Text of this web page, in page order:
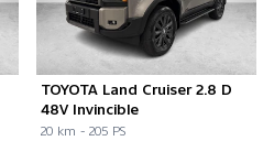
TOYOTA Land Cruiser 2.8 D
48V Invincible
20 km - 205 PS